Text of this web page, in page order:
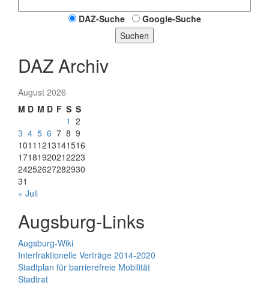
DAZ-Suche
Google-Suche
Suchen
DAZ Archiv
August 2026
M D M D F S S
1 2
3 4 5 6 7 8 9
1011 1213141516
17181920212223
24252627282930
31
« Juli
Augsburg-Links
Augsburg-Wiki
Interfraktionelle Verträge 2014-2020
Stadtplan für barrierefreie Mobilität
Stadtrat